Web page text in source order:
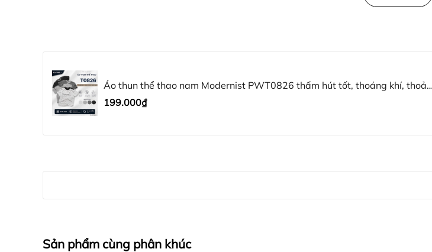
- Sản phẩm 100% giống hình, ảnh chụp thực tế do Playwell thực hiện. Sản phẩm được sản xuất
#aothunnam #aogymnam #aothunchaybo #aothunthoangmat #aothuncogian #aothunregularfit
Áo thun thể thao nam Modernist PWT0826 thấm hút tốt, thoáng khí, thoải
mái vận động, thời trang
199.000₫
Sản phẩm cùng phân khúc